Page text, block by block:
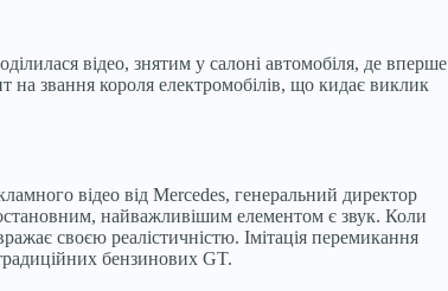
відео, знятим у салоні автомобіля, де вперше
звання короля електромобілів, що кидає виклик
відео від Mercedes, генеральний директор
найважливішим елементом є звук. Коли
своєю реалістичністю. Імітація перемикання
бензинових GT.